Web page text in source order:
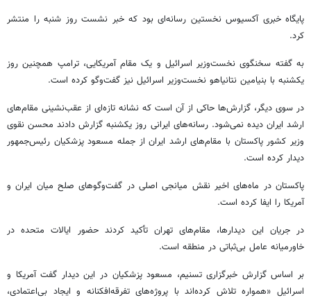
پایگاه خبری آکسیوس نخستین رسانه‌ای بود که خبر نشست روز شنبه را منتشر
کرد.
به گفته سخنگوی نخست‌وزیر اسرائیل و یک مقام آمریکایی، ترامپ همچنین روز
یکشنبه با بنیامین نتانیاهو نخست‌وزیر اسرائیل نیز گفت‌وگو کرده است.
در سوی دیگر، گزارش‌ها حاکی از آن است که نشانه تازه‌ای از عقب‌نشینی مقام‌های
ارشد ایران دیده نمی‌شود. رسانه‌های ایرانی روز یکشنبه گزارش دادند محسن نقوی
وزیر کشور پاکستان با مقام‌های ارشد ایران از جمله مسعود پزشکیان رئیس‌جمهور
دیدار کرده است.
پاکستان در ماه‌های اخیر نقش میانجی اصلی در گفت‌وگوهای صلح میان ایران و
آمریکا را ایفا کرده است.
در جریان این دیدارها، مقام‌های تهران تأکید کردند حضور ایالات متحده در
خاورمیانه عامل بی‌ثباتی در منطقه است.
بر اساس گزارش خبرگزاری تسنیم، مسعود پزشکیان در این دیدار گفت آمریکا و
اسرائیل «همواره تلاش کرده‌اند با پروژه‌های تفرقه‌افکنانه و ایجاد بی‌اعتمادی،